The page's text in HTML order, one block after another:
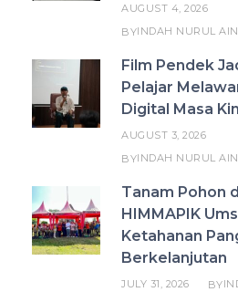
AUGUST 4, 2026
BYINDAH NURUL
Film Pendek
Pelajar
Digital Masa
AUGUST 3, 2026
BYINDAH NURUL
Tanam Pohon
HIMMAPIK
Ketahanan
Berkelanjutan
JULY 31, 2026 BY